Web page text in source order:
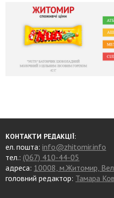
КОНТАКТИ РЕДАКЦІЇ:
ел. пошта:info@zhitomir.info
тел.: (067) 410-44-05
адреса: 10008, м.Житомир,
головний редактор: Тамара